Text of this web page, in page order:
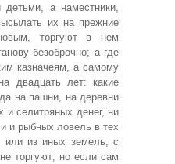
а наместники,
их на прежние
торгуют в нем
безоброчно; а где
казначеям, а самому
двадцать лет: какие
на пашни, на деревни
и селитряных денег, ни
и рыбных ловель в тех
или из иных земель, с
торгуют; но если сам